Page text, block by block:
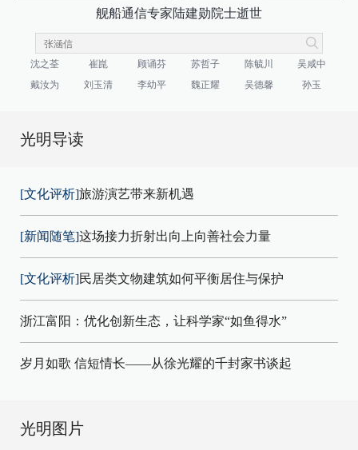
舰船通信专家陆建勋院士逝世
沈之荃 崔崑 顾诵芬 苏哲子 陈毓川
吴咸中
戴汝为
刘玉清 李幼平 魏正耀 吴德馨 孙玉
光明导读
[文化评析]旅游演艺带来新机遇
[新闻随笔]这场接力折射出向上向善社会力量
[文化评析]民居类文物建筑如何平衡居住与保护
浙江富阳：优化创新生态，让科学家“如鱼得水”
岁月如歌 信短情长——从徐光耀的千封家书谈起
光明图片